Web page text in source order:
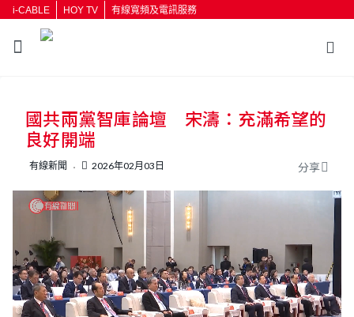
i-CABLE HOY TV 有線寬頻及電訊服務
按輸入鍵開始搜尋
國共兩黨智庫論壇 宋濤：充滿希望的
良好開端
有線新聞 2026年02月03日 分享